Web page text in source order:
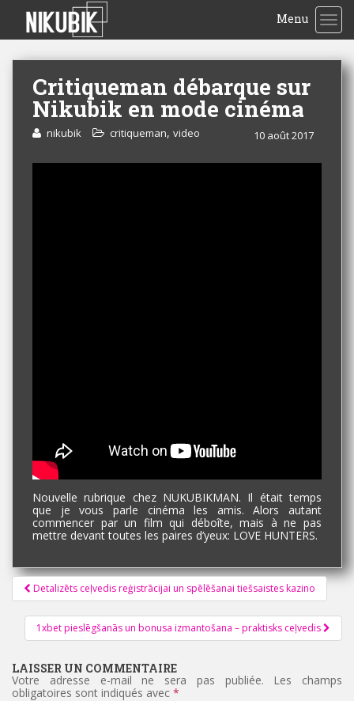
Menu
Critiqueman débarque sur
Nikubik en mode cinéma
10 août 2017
nikubik critiqueman, video
Nouvelle rubrique chez NUKUBIKMAN. Il était temps
que je vous parle cinéma les amis. Alors autant
commencer par un film qui déboîte, mais à ne pas
mettre devant toutes les paires d’yeux: LOVE HUNTERS.
Pagination
d'article
Detalizēts ceļvedis reģistrācijai un spēlēšanai tiešsaistes kazino
1xbet pieslēgšanās un bonusa izmantošana – praktisks ceļvedis
LAISSER UN COMMENTAIRE
Votre adresse e-mail ne sera pas publiée.
Les champs
obligatoires sont indiqués avec *